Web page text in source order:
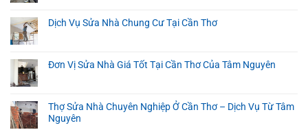
Dịch Vụ Sửa Nhà Chung Cư Tại Cần Thơ
Đơn Vị Sửa Nhà Giá Tốt Tại Cần Thơ Của Tâm Nguyên
Thợ Sửa Nhà Chuyên Nghiệp Ở Cần Thơ – Dịch Vụ Từ Tâm
Nguyên